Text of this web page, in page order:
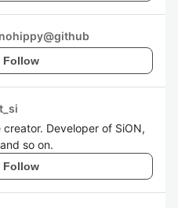
Follow
Developer of SiON,
so on.
Follow